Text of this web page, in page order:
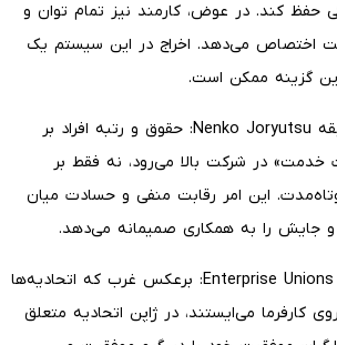
حفظ کند. در عوض، کارمند نیز تمام توان و
اختصاص می‌دهد. اخراج در این سیستم یک
گزینه ممکن است.
۲. نظام ارشدیت و سابقه Nenko Joryutsu: حقوق و رتبه افراد بر
در شرکت بالا می‌رود، نه فقط بر
این امر رقابت منفی و حسادت میان
و جایش را به همکاری صمیمانه می‌دهد.
۳. اتحادیه‌های شرکتی Enterprise Unions: برعکس غرب که اتحادیه‌ها
کارفرما می‌ایستند، در ژاپن اتحادیه متعلق